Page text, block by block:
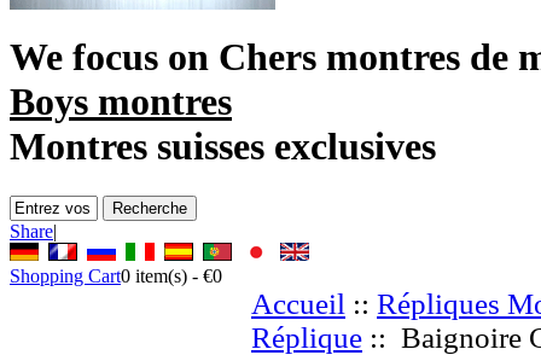
We focus on Chers montres de
Boys montres
Montres suisses exclusives
Share|
Shopping Cart0 item(s) - €0
Accueil :: Répliques
Réplique :: Baignoire